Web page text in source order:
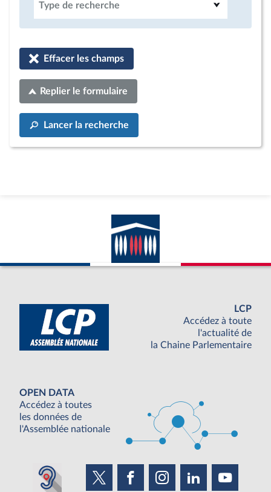
Type de recherche
Effacer les champs
Replier le formulaire
Lancer la recherche
LCP
Accédez à toute
l'actualité de
la Chaine Parlementaire
OPEN DATA
Accédez à toutes
les données de
l'Assemblée nationale